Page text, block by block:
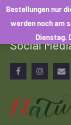
Bestellungen nur
werden noch am
Dienstag.
Social